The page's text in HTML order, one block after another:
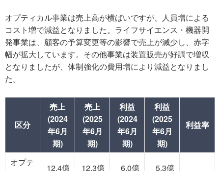
オプティカル事業は売上高が横ばいですが、人員増による
コスト増で減益となりました。ライフサイエンス・機器開
発事業は、顧客の予算変更等の影響で売上が減少し、赤字
幅が拡大しています。その他事業は装置販売が好調で増収
となりましたが、体制強化の費用増により減益となりまし
た。
区分
売上
(2024
年6月
期)
売上
(2025
年6月
期)
利益
(2024
年6月
期)
利益
(2025
年6月
期)
利益率
オプテ
12.4億 12.3億 6.0億 5.3億